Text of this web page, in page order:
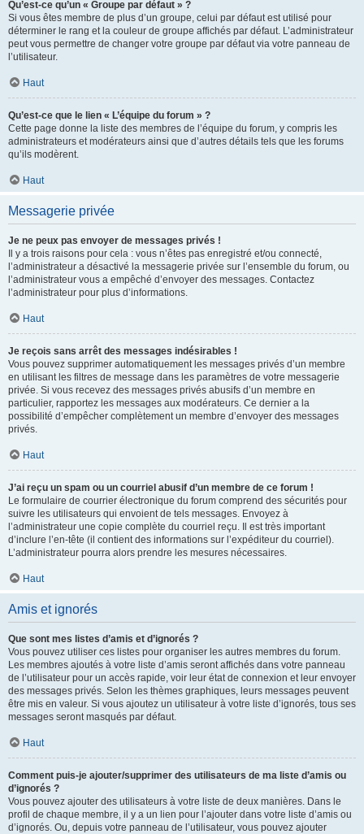
Qu’est-ce qu’un « Groupe par défaut » ?
Si vous êtes membre de plus d’un groupe, celui par défaut est utilisé pour
déterminer le rang et la couleur de groupe affichés par défaut. L’administrateur
peut vous permettre de changer votre groupe par défaut via votre panneau de
l’utilisateur.
Haut
Qu’est-ce que le lien « L’équipe du forum » ?
Cette page donne la liste des membres de l’équipe du forum, y compris les
administrateurs et modérateurs ainsi que d’autres détails tels que les forums
qu’ils modèrent.
Haut
Messagerie privée
Je ne peux pas envoyer de messages privés !
Il y a trois raisons pour cela : vous n’êtes pas enregistré et/ou connecté,
l’administrateur a désactivé la messagerie privée sur l’ensemble du forum, ou
l’administrateur vous a empêché d’envoyer des messages. Contactez
l’administrateur pour plus d’informations.
Haut
Je reçois sans arrêt des messages indésirables !
Vous pouvez supprimer automatiquement les messages privés d’un membre
en utilisant les filtres de message dans les paramètres de votre messagerie
privée. Si vous recevez des messages privés abusifs d’un membre en
particulier, rapportez les messages aux modérateurs. Ce dernier a la
possibilité d’empêcher complètement un membre d’envoyer des messages
privés.
Haut
J’ai reçu un spam ou un courriel abusif d’un membre de ce forum !
Le formulaire de courrier électronique du forum comprend des sécurités pour
suivre les utilisateurs qui envoient de tels messages. Envoyez à
l’administrateur une copie complète du courriel reçu. Il est très important
d’inclure l’en-tête (il contient des informations sur l’expéditeur du courriel).
L’administrateur pourra alors prendre les mesures nécessaires.
Haut
Amis et ignorés
Que sont mes listes d’amis et d’ignorés ?
Vous pouvez utiliser ces listes pour organiser les autres membres du forum.
Les membres ajoutés à votre liste d’amis seront affichés dans votre panneau
de l’utilisateur pour un accès rapide, voir leur état de connexion et leur envoyer
des messages privés. Selon les thèmes graphiques, leurs messages peuvent
être mis en valeur. Si vous ajoutez un utilisateur à votre liste d’ignorés, tous ses
messages seront masqués par défaut.
Haut
Comment puis-je ajouter/supprimer des utilisateurs de ma liste d’amis ou
d’ignorés ?
Vous pouvez ajouter des utilisateurs à votre liste de deux manières. Dans le
profil de chaque membre, il y a un lien pour l’ajouter dans votre liste d’amis ou
d’ignorés. Ou, depuis votre panneau de l’utilisateur, vous pouvez ajouter